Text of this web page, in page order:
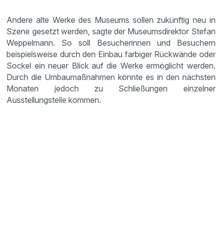
Andere alte Werke des Museums sollen zukünftig neu in
Szene gesetzt werden, sagte der Museumsdirektor Stefan
Weppelmann. So soll Besucherinnen und Besuchern
beispielsweise durch den Einbau farbiger Rückwände oder
Sockel ein neuer Blick auf die Werke ermöglicht werden.
Durch die Umbaumaßnahmen könnte es in den nächsten
Monaten jedoch zu Schließungen einzelner
Ausstellungsteile kommen.